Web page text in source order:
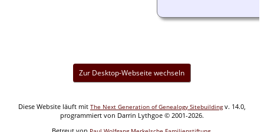
Zur Desktop-Webseite wechseln
Diese Website läuft mit The Next Generation of Genealogy Sitebuildingv. 14.0,
programmiert von Darrin Lythgoe © 2001-2026.